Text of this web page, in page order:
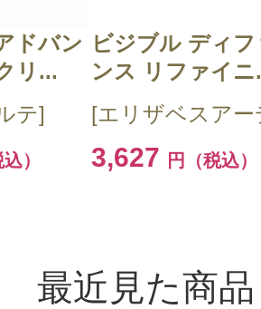
ドバン
リ...
テ]
）
ビジブル ディ
ンス リファイニ
[エリザベスアー
3,627 円（税込）
最近見た商品